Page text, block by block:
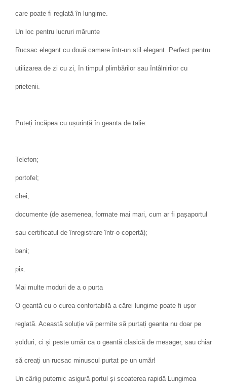
care poate fi reglată în lungime.
Un loc pentru lucruri mărunte
Rucsac elegant cu două camere într-un stil elegant. Perfect pentru
utilizarea de zi cu zi, în timpul plimbărilor sau întâlnirilor cu
prietenii.
Puteți încăpea cu ușurință în geanta de talie:
Telefon;
portofel;
chei;
documente (de asemenea, formate mai mari, cum ar fi pașaportul
sau certificatul de înregistrare într-o copertă);
bani;
pix.
Mai multe moduri de a o purta
O geantă cu o curea confortabilă a cărei lungime poate fi ușor
reglată. Această soluție vă permite să purtați geanta nu doar pe
șolduri, ci și peste umăr ca o geantă clasică de mesager, sau chiar
să creați un rucsac minuscul purtat pe un umăr!
Un cârlig puternic asigură portul și scoaterea rapidă Lungimea